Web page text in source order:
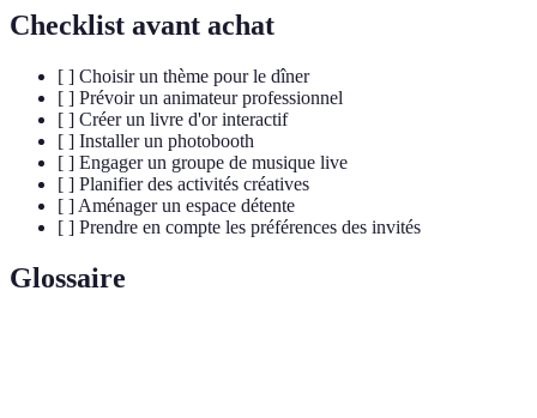
Checklist avant achat
[ ] Choisir un thème pour le dîner
[ ] Prévoir un animateur professionnel
[ ] Créer un livre d'or interactif
[ ] Installer un photobooth
[ ] Engager un groupe de musique live
[ ] Planifier des activités créatives
[ ] Aménager un espace détente
[ ] Prendre en compte les préférences des invités
Glossaire